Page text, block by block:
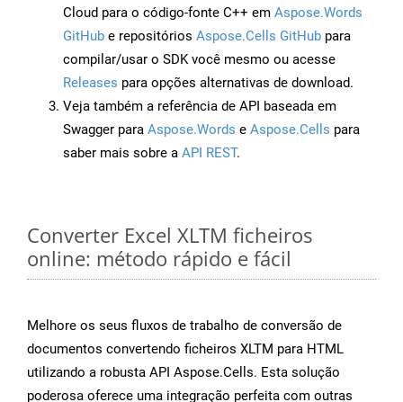
Cloud para o código-fonte C++ em Aspose.Words
GitHub e repositórios Aspose.Cells GitHub para
compilar/usar o SDK você mesmo ou acesse
Releases para opções alternativas de download.
Veja também a referência de API baseada em
Swagger para Aspose.Words e Aspose.Cells para
saber mais sobre a API REST.
Converter Excel XLTM ficheiros
online: método rápido e fácil
Melhore os seus fluxos de trabalho de conversão de
documentos convertendo ficheiros XLTM para HTML
utilizando a robusta API Aspose.Cells. Esta solução
poderosa oferece uma integração perfeita com outras